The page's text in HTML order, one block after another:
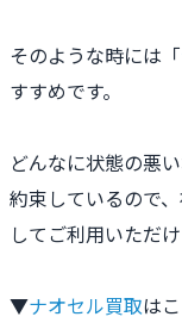
そのような時には「
すすめです。
どんなに状態の悪
約束しているので
してご利用いただけ
▼ナオセル買取は